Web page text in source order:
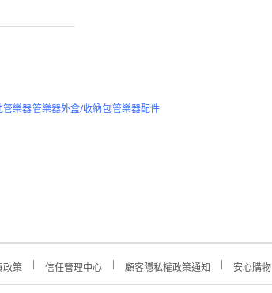
管樂器管樂器外盒/收納包管樂器配件
政策 信任管理中心 顧客隱私權政策通知 安心購物